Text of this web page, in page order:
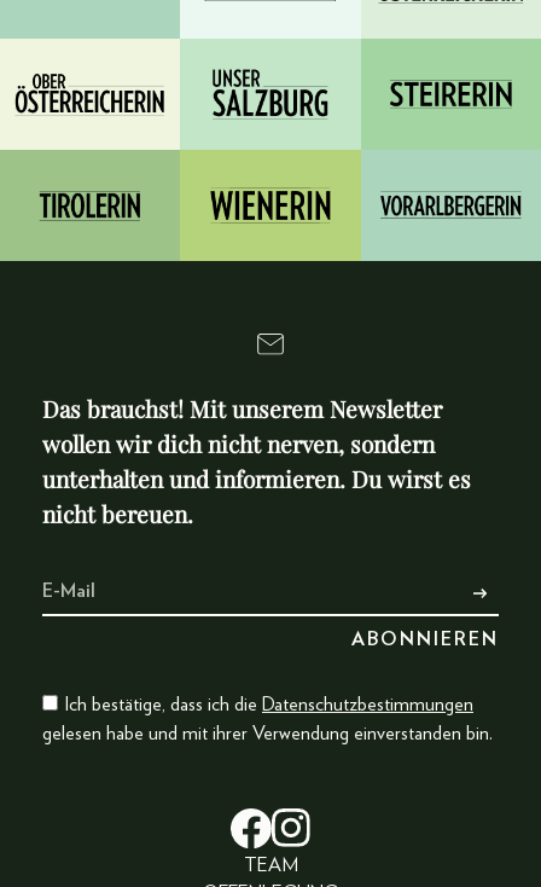
Das brauchst! Mit unserem Newsletter
wollen wir dich nicht nerven, sondern
unterhalten und informieren. Du wirst es
nicht bereuen.
Ich bestätige, dass ich die Datenschutzbestimmungen
gelesen habe und mit ihrer Verwendung einverstanden bin.
TEAM